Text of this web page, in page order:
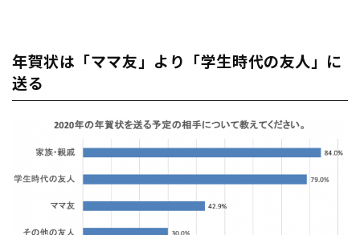
年賀状は「ママ友」より「学生時代の友人」に
送る